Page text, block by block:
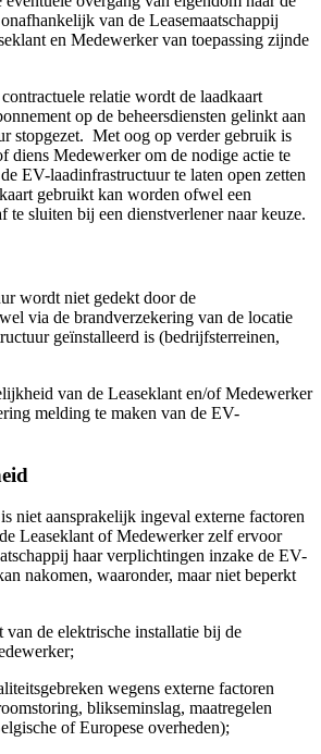
van de Leasemaatschappij
en Medewerker van toepassing zijnde
relatie wordt de laadkaart
op de beheersdiensten gelinkt aan
stopgezet. Met oog op verder gebruik is
diens Medewerker om de nodige actie te
EV-laadinfrastructuur te laten open zetten
gebruikt kan worden ofwel een
te sluiten bij een dienstverlener naar keuze.
wordt niet gedekt door de
via de brandverzekering van de locatie
geïnstalleerd is (bedrijfsterreinen,
van de Leaseklant en/of Medewerker
melding te maken van de EV-
niet aansprakelijk ingeval externe factoren
Leaseklant of Medewerker zelf ervoor
haar verplichtingen inzake de EV-
nakomen, waaronder, maar niet beperkt
de elektrische installatie bij de
wegens externe factoren
blikseminslag, maatregelen
of Europese overheden);